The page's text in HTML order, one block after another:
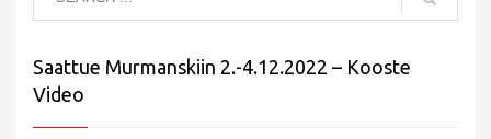
Saattue Murmanskiin 2.-4.12.2022 – Kooste
Video